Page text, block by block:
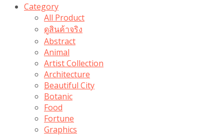
Category
All Product
ดูสินค้าจริง
Abstract
Animal
Artist Collection
Architecture
Beautiful City
Botanic
Food
Fortune
Graphics